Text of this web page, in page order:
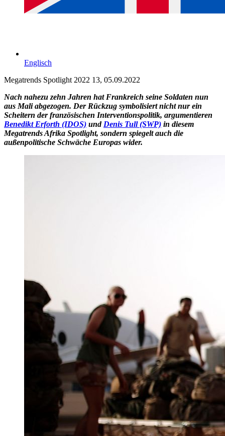
Englisch
Megatrends Spotlight 2022 13, 05.09.2022
Nach nahezu zehn Jahren hat Frankreich seine Soldaten nun
aus Mali abgezogen. Der Rückzug symbolisiert nicht nur ein
Scheitern der französischen Interventionspolitik, argumentieren
Benedikt Erforth (IDOS) und Denis Tull (SWP) in diesem
Megatrends Afrika Spotlight, sondern spiegelt auch die
außenpolitische Schwäche Europas wider.